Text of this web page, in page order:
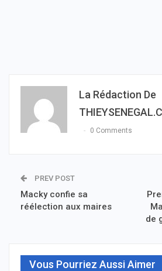
La Rédaction De
0 Comments
PREV POST
Macky confie sa
réélection aux maires
de
Vous Pourriez Aussi Aimer